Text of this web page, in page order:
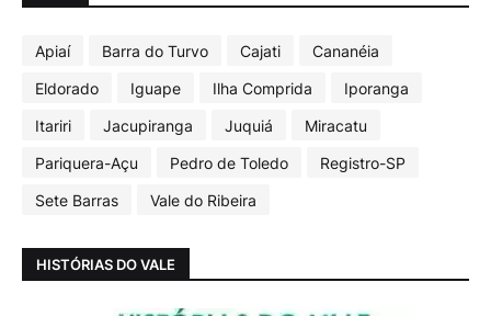
Apiaí Barra do Turvo Cajati
Cananéia
Eldorado
Iguape Ilha Comprida
Iporanga
Itariri
Jacupiranga Juquiá
Miracatu
Pariquera-Açu
Pedro de Toledo
Registro-SP
Sete Barras
Vale do Ribeira
HISTÓRIAS DO VALE